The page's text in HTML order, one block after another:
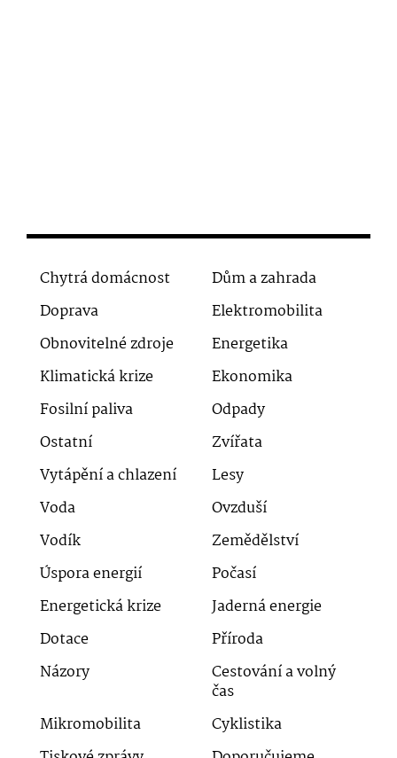
Chytrá domácnost
Dům a zahrada
Doprava
Elektromobilita
Obnovitelné zdroje
Energetika
Klimatická krize
Ekonomika
Fosilní paliva
Odpady
Ostatní
Zvířata
Vytápění a chlazení
Lesy
Voda
Ovzduší
Vodík
Zemědělství
Úspora energií
Počasí
Energetická krize
Jaderná energie
Dotace
Příroda
Názory
Cestování a volný
čas
Mikromobilita
Cyklistika